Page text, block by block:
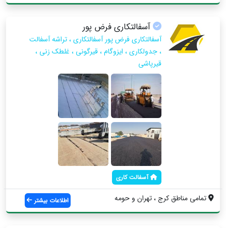
آسفالتکاری فرض پور
آسفالتکاری فرض پور آسفالتکاری ، تراشه آسفالت
، جدولکاری ، ایزوگام ، قیرگونی ، غلطک زنی ،
قیرپاشی
آسفالت کاری
تمامی مناطق کرج ، تهران و حومه اطلاعات بیشتر